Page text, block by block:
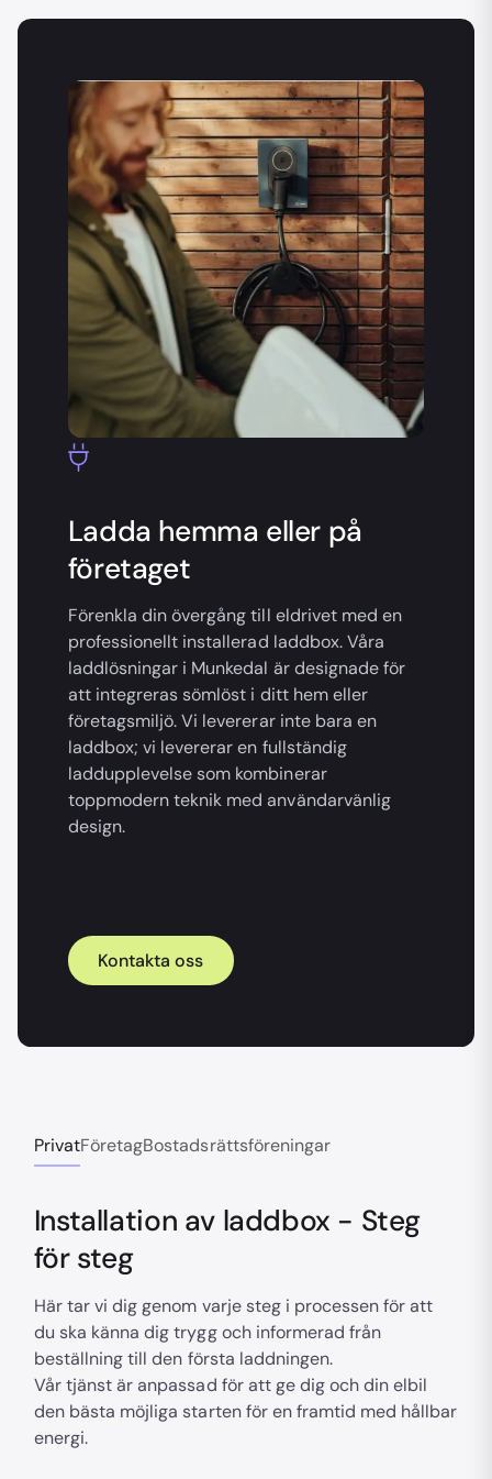
Ladda hemma eller på
företaget
Förenkla din övergång till eldrivet med en
professionellt installerad laddbox. Våra
laddlösningar i Munkedal är designade för
att integreras sömlöst i ditt hem eller
företagsmiljö. Vi levererar inte bara en
laddbox; vi levererar en fullständig
laddupplevelse som kombinerar
toppmodern teknik med användarvänlig
design.
Kontakta oss
PrivatFöretagBostadsrättsföreningar
Installation av laddbox - Steg
för steg
Här tar vi dig genom varje steg i processen för att
du ska känna dig trygg och informerad från
beställning till den första laddningen.
Vår tjänst är anpassad för att ge dig och din elbil
den bästa möjliga starten för en framtid med hållbar
energi.